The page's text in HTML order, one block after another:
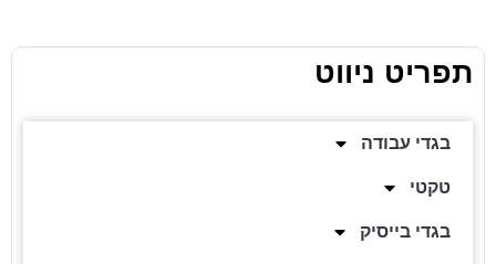
תפריט ניווט
בגדי עבודה
טקטי
בגדי בייסיק